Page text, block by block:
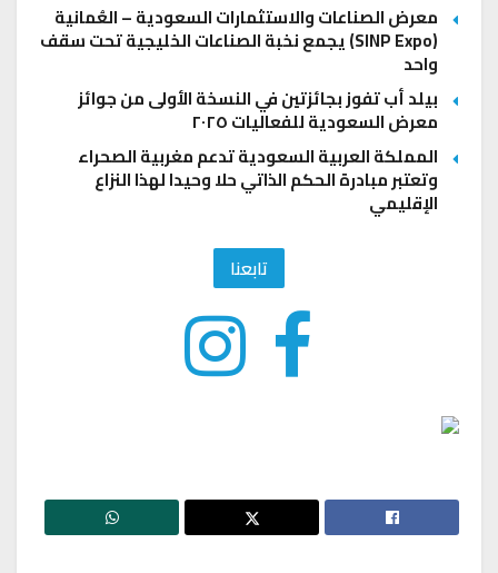
معرض الصناعات والاستثمارات السعودية – العُمانية
(SINP Expo) يجمع نخبة الصناعات الخليجية تحت سقف
واحد
بيلد أب تفوز بجائزتين في النسخة الأولى من جوائز
معرض السعودية للفعاليات ٢٠٢٥
المملكة العربية السعودية تدعم مغربية الصحراء
وتعتبر مبادرة الحكم الذاتي حلا وحيدا لهذا النزاع
الإقليمي
تابعنا